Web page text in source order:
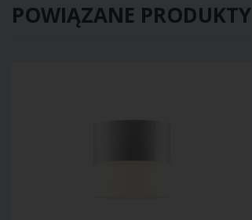
POWIĄZANE PRODUKTY